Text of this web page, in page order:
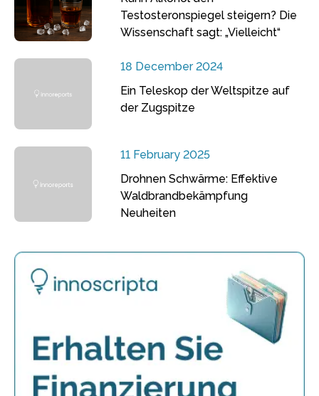
Testosteronspiegel steigern? Die
Wissenschaft sagt: „Vielleicht“
18 December 2024
Ein Teleskop der Weltspitze auf
der Zugspitze
11 February 2025
Drohnen Schwärme: Effektive
Waldbrandbekämpfung
Neuheiten